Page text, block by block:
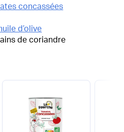
concassées
d’olive
de coriandre